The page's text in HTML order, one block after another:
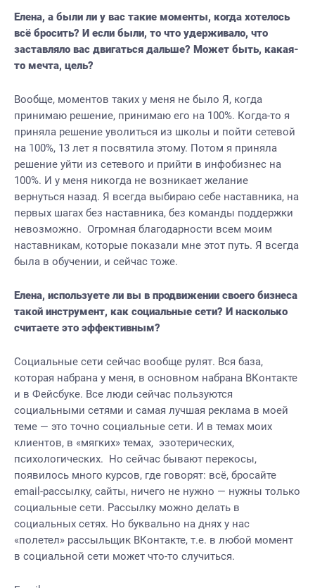
Елена, а были ли у вас такие моменты, когда хотелось
всё бросить? И если были, то что удерживало, что
заставляло вас двигаться дальше? Может быть, какая-
то мечта, цель?
Вообще, моментов таких у меня не было Я, когда
принимаю решение, принимаю его на 100%. Когда-то я
приняла решение уволиться из школы и пойти сетевой
на 100%, 13 лет я посвятила этому. Потом я приняла
решение уйти из сетевого и прийти в инфобизнес на
100%. И у меня никогда не возникает желание
вернуться назад. Я всегда выбираю себе наставника, на
первых шагах без наставника, без команды поддержки
невозможно. Огромная благодарности всем моим
наставникам, которые показали мне этот путь. Я всегда
была в обучении, и сейчас тоже.
Елена, используете ли вы в продвижении своего бизнеса
такой инструмент, как социальные сети? И насколько
считаете это эффективным?
Социальные сети сейчас вообще рулят. Вся база,
которая набрана у меня, в основном набрана ВКонтакте
и в Фейсбуке. Все люди сейчас пользуются
социальными сетями и самая лучшая реклама в моей
теме — это точно социальные сети. И в темах моих
клиентов, в «мягких» темах, эзотерических,
психологических. Но сейчас бывают перекосы,
появилось много курсов, где говорят: всё, бросайте
email-рассылку, сайты, ничего не нужно — нужны только
социальные сети. Рассылку можно делать в
социальных сетях. Но буквально на днях у нас
«полетел» рассыльщик ВКонтакте, т.е. в любой момент
в социальной сети может что-то случиться.